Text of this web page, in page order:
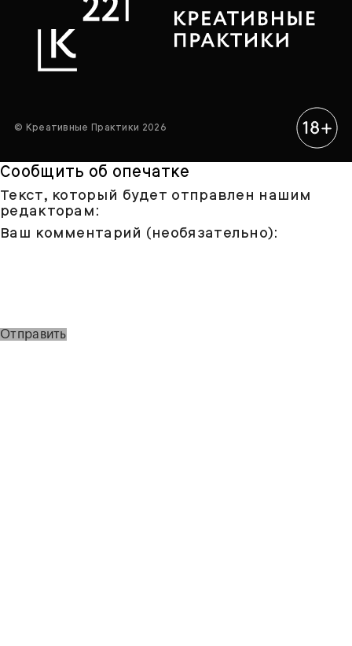
© Креативные Практики 2026
Сообщить об опечатке
Текст, который будет отправлен нашим
редакторам:
Ваш комментарий (необязательно):
Отправить